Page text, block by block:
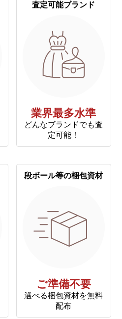
査定可能ブランド
業界最多水準
どんなブランドでも査
定可能！
段ボール等の梱包資材
ご準備不要
選べる梱包資材を無料
配布